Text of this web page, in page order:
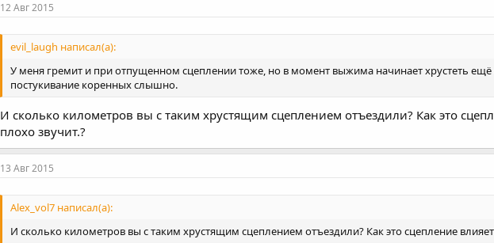
12 Авг 2015
evil_laugh написал(а):
У меня гремит и при отпущенном сцеплении тоже, но в момент выжима начинает хрустеть
постукивание коренных слышно.
И сколько километров вы с таким хрустящим сцеплением отъездили? Как это
плохо звучит.?
13 Авг 2015
Alex_vol7 написал(а):
И сколько километров вы с таким хрустящим сцеплением отъездили? Как это сцепление